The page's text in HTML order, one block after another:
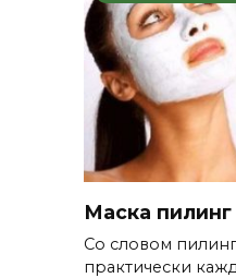
Маска
Со словом
практически